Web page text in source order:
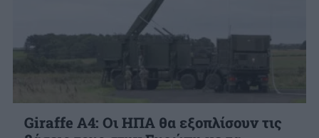
Giraffe A4: Οι ΗΠΑ θα εξοπλίσουν τις